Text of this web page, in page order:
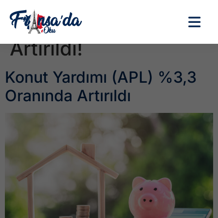
Etiket:Konut Yardımı
Artırıldı!
Konut Yardımı (APL) %3,3
Oranında Artırıldı